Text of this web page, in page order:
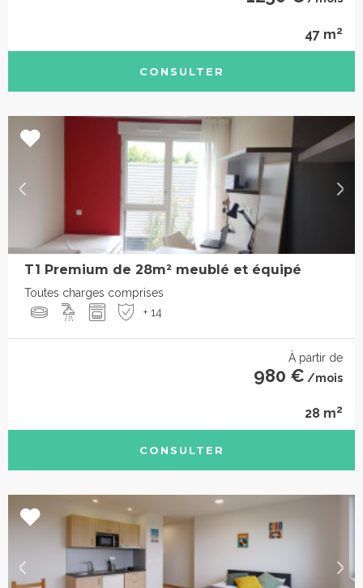
47 m2
CONSULTER
T1 Premium de 28m² meublé et équipé
Toutes charges comprises
+ 14
À partir de
980 € /mois
28 m2
CONSULTER